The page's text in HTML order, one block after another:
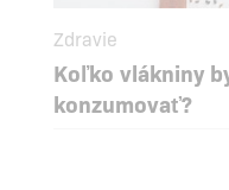
Zdravie
Koľko vlákniny
konzumovať?